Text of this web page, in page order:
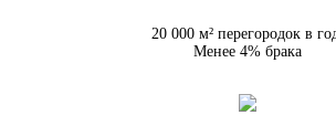
20 000 м² перегородок в
Менее 4% брака